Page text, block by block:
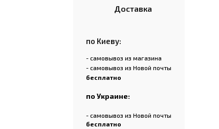
Доставка
по Киеву:
- самовывоз из магазина
- самовывоз из Новой почты
бесплатно
по Украине:
- самовывоз из Новой почты
бесплатно